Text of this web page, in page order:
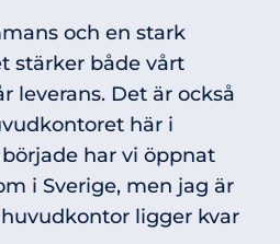
och en stark
stärker både vårt
leverans. Det är också
här i
har vi öppnat
i Sverige, men jag är
ligger kvar